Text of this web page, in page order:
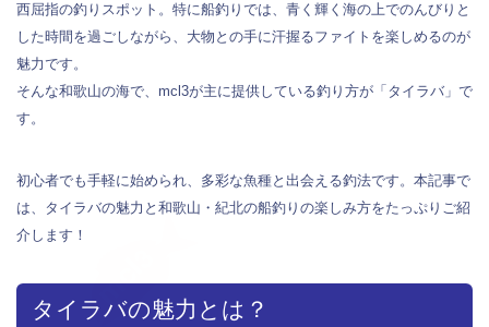
西屈指の釣りスポット。特に船釣りでは、青く輝く海の上でのんびりと
した時間を過ごしながら、大物との手に汗握るファイトを楽しめるのが
魅力です。
そんな和歌山の海で、mcl3が主に提供している釣り方が「タイラバ」で
す。
初心者でも手軽に始められ、多彩な魚種と出会える釣法です。本記事で
は、タイラバの魅力と和歌山・紀北の船釣りの楽しみ方をたっぷりご紹
介します！
タイラバの魅力とは？